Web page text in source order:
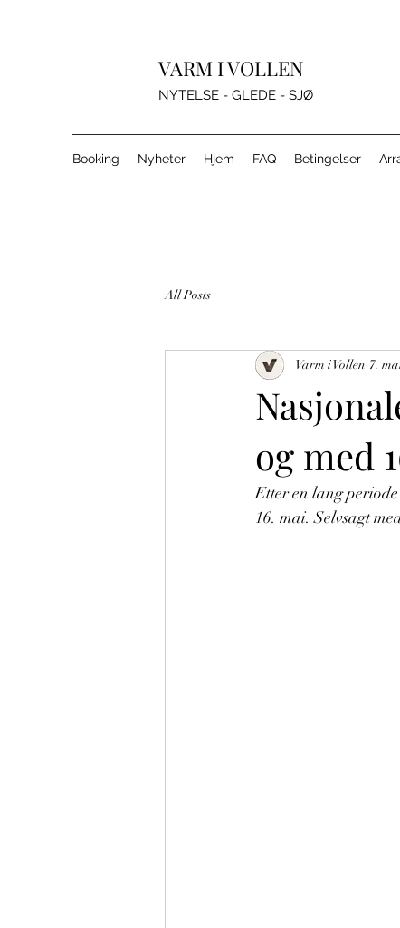
VARM I VOLLEN
NYTELSE - GLEDE - SJØ
Booking Nyheter Hjem FAQ Betingelser
All Posts
og med
Varm i Vollen 7.
Etter en lang
16. mai. Selvsagt